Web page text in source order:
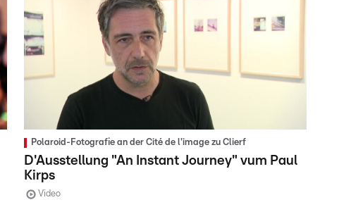
Polaroid-Fotografie an der Cité de l'image zu Clierf
D'Ausstellung "An Instant Journey" vum Paul
Kirps
Video